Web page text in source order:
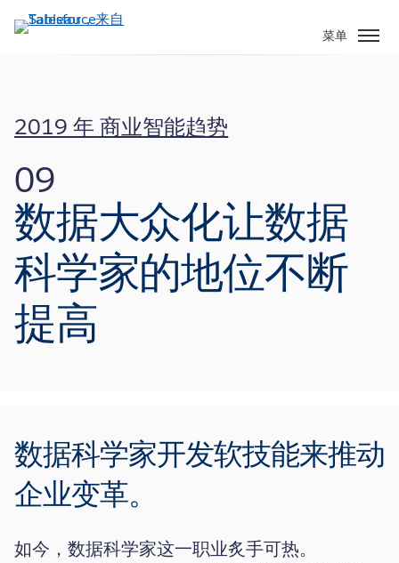
转
容
菜单
2019 年 商业智能趋势
09
数据大众化让数据
科学家的地位不断
提高
数据科学家开发软技能来推动
企业变革。
如今，数据科学家这一职业炙手可热。